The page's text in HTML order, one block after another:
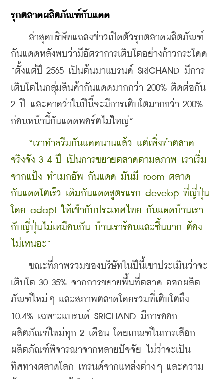
รุกตลาดผลิตภัณฑ์กันแดด
ล่าสุดบริษัทแถลงข่าวเปิดตัวรุกตลาดผลิตภัณฑ์
กันแดดหลังพบว่ามีอัตราการเติบโตอย่างก้าวกระโดด
“ตั้งแต่ปี 2565 เป็นต้นมาแบรนด์ SRICHAND มีการ
เติบโตในกลุ่มสินค้ากันแดดมากกว่า 200% ติดต่อกัน
2 ปี และคาดว่าในปีนี้จะมีการเติบโตมากกว่า 200%
ก่อนหน้านี้กันแดดพอร์ตไม่ใหญ่”
“เราทำครีมกันแดดนานแล้ว แต่เพิ่งทำตลาด
จริงจัง 3-4 ปี เป็นการขยายตลาดตามสภาพ เราเริ่ม
จากแป้ง ทำเมกอัพ กันแดด มันมี room ตลาด
กันแดดโตเร็ว เดิมกันแดดสูตรแรก develop ที่ญี่ปุ่น
โดย adapt ให้เข้ากับประเทศไทย กันแดดบ้านเรา
กับญี่ปุ่นไม่เหมือนกัน บ้านเราร้อนและชื้นมาก ต้อง
ไม่เหนอะ”
ขณะที่ภาพรวมของบริษัทในปีนี้เขาประเมินว่าจะ
เติบโต 30-35% จากการขยายพื้นที่ตลาด ออกผลิต
ภัณฑ์ใหม่ๆ และสภาพตลาดโดยรวมที่เติบโตถึง
10.4% เฉพาะแบรนด์ SRICHAND มีการออก
ผลิตภัณฑ์ใหม่ทุก 2 เดือน โดยเกณฑ์ในการเลือก
ผลิตภัณฑ์พิจารณาจากหลายปัจจัย ไม่ว่าจะเป็น
ทิศทางตลาดโลก เทรนด์จากแหล่งต่างๆ และความ